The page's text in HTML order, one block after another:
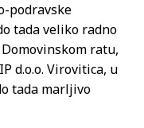
podravske
tada veliko radno
ratu,
d.o.o. Virovitica, u
tada marljivo